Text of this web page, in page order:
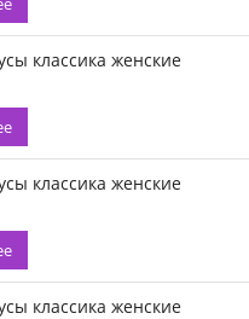
классика женские
классика женские
классика женские